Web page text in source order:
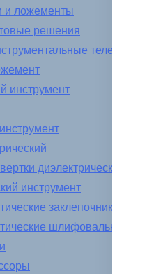
и ложементы
решения
тележки
инструмент
диэлектрические
инструмент
заклепочники
шлифовальные